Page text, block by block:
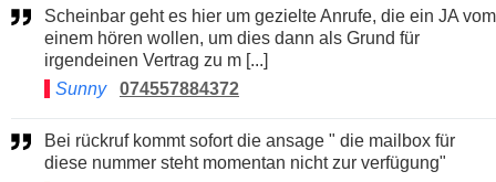
Scheinbar geht es hier um gezielte Anrufe, die ein JA vom
einem hören wollen, um dies dann als Grund für
irgendeinen Vertrag zu m [...]
Sunny
074557884372
Bei rückruf kommt sofort die ansage " die mailbox für
diese nummer steht momentan nicht zur verfügung"